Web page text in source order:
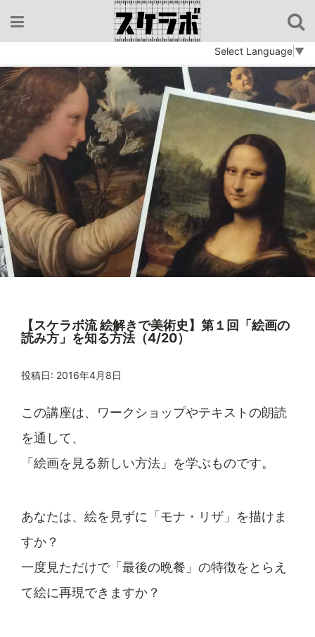
テ
ツ
へ
ス
キ
プ
Select Language ▼
【スケラボ流 絵解きで美術史】第１回「絵画の
読み方」を知る方法（4/20）
投稿日: 2016年4月8日
この講座は、ワークショップやテキストの朗読
を通して、
「絵画を見る新しい方法」を学ぶものです。
あなたは、絵を見ずに「モナ・リザ」を描けま
すか？
一度見ただけで「最後の晩餐」の特徴をとらえ
て絵に再現できますか？